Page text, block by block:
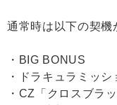
通常時は以下の契機
・BIG BONUS
・ドラキュラミッ
・CZ「クロスブラ